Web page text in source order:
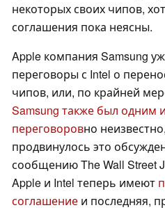
некоторых своих чипов,
соглашения пока неясны.
Apple компания Samsung
переговоры с Intel о
чипов, или, по крайней
Samsung также был одним
переговоровно
продвинулось это
сообщению The Wall Street
Apple и Intel теперь имеют
соглашение и последняя,